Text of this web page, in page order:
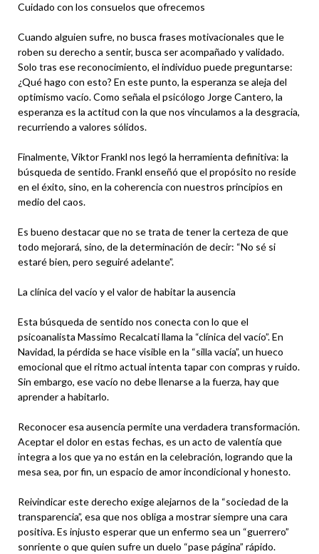
Cuidado con los consuelos que ofrecemos
Cuando alguien sufre, no busca frases motivacionales que le
roben su derecho a sentir, busca ser acompañado y validado.
Solo tras ese reconocimiento, el individuo puede preguntarse:
¿Qué hago con esto? En este punto, la esperanza se aleja del
optimismo vacío. Como señala el psicólogo Jorge Cantero, la
esperanza es la actitud con la que nos vinculamos a la desgracia,
recurriendo a valores sólidos.
Finalmente, Viktor Frankl nos legó la herramienta definitiva: la
búsqueda de sentido. Frankl enseñó que el propósito no reside
en el éxito, sino, en la coherencia con nuestros principios en
medio del caos.
Es bueno destacar que no se trata de tener la certeza de que
todo mejorará, sino, de la determinación de decir: “No sé si
estaré bien, pero seguiré adelante”.
La clínica del vacío y el valor de habitar la ausencia
Esta búsqueda de sentido nos conecta con lo que el
psicoanalista Massimo Recalcati llama la “clínica del vacío”. En
Navidad, la pérdida se hace visible en la “silla vacía”, un hueco
emocional que el ritmo actual intenta tapar con compras y ruido.
Sin embargo, ese vacío no debe llenarse a la fuerza, hay que
aprender a habitarlo.
Reconocer esa ausencia permite una verdadera transformación.
Aceptar el dolor en estas fechas, es un acto de valentía que
integra a los que ya no están en la celebración, logrando que la
mesa sea, por fin, un espacio de amor incondicional y honesto.
Reivindicar este derecho exige alejarnos de la “sociedad de la
transparencia”, esa que nos obliga a mostrar siempre una cara
positiva. Es injusto esperar que un enfermo sea un “guerrero”
sonriente o que quien sufre un duelo “pase página” rápido.